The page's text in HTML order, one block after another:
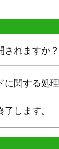
れますか？
関する処
します。